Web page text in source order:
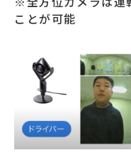
ことが可能